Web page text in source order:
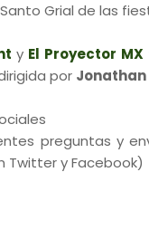
Grial de las
y El Proyector MX
por Jonathan
preguntas y
Twitter y Facebook)